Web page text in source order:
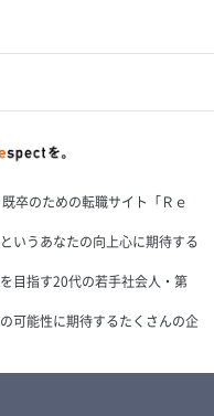
卒のための転職サイト「Ｒｅ
いうあなたの向上心に期待する
目指す20代の若手社会人・第
可能性に期待するたくさんの企